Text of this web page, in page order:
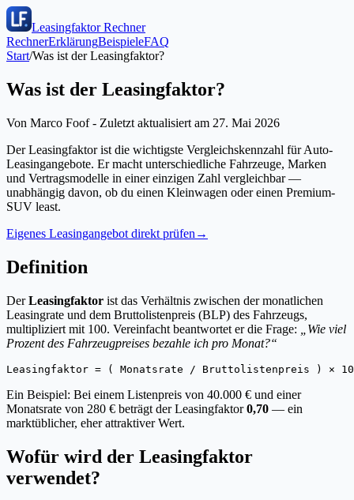
Leasingfaktor Rechner
RechnerErklärungBeispieleFAQ
Start/Was ist der Leasingfaktor?
Was ist der Leasingfaktor?
Von Marco Foof - Zuletzt aktualisiert am 27. Mai 2026
Der Leasingfaktor ist die wichtigste Vergleichskennzahl für Auto-
Leasingangebote. Er macht unterschiedliche Fahrzeuge, Marken
und Vertragsmodelle in einer einzigen Zahl vergleichbar —
unabhängig davon, ob du einen Kleinwagen oder einen Premium-
SUV least.
Eigenes Leasingangebot direkt prüfen →
Definition
DerLeasingfaktor ist das Verhältnis zwischen der monatlichen
Leasingrate und dem Bruttolistenpreis (BLP) des Fahrzeugs,
multipliziert mit 100. Vereinfacht beantwortet er die Frage:
„Wie viel
Prozent des Fahrzeugpreises bezahle ich pro Monat?“
Leasingfaktor = ( Monatsrate / Bruttolistenpreis ) ×
Ein Beispiel: Bei einem Listenpreis von 40.000 € und einer
Monatsrate von 280 € beträgt der Leasingfaktor0,70 — ein
marktüblicher, eher attraktiver Wert.
Wofür wird der Leasingfaktor
verwendet?